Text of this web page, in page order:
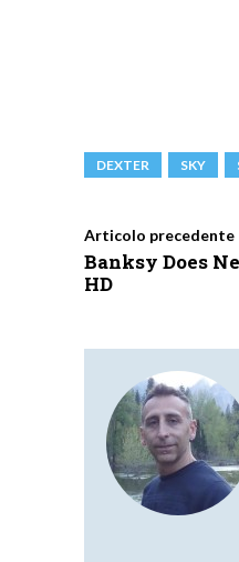
DEXTER SKY
Articolo precedente
Banksy Does
HD